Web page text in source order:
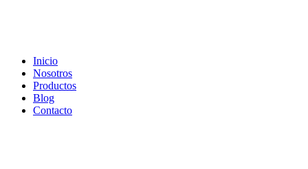
Inicio
Nosotros
Productos
Blog
Contacto